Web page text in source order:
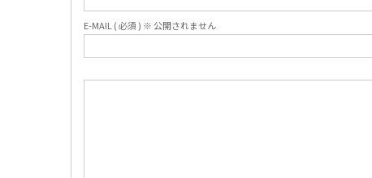
E-MAIL ( 必須 ) ※ 公開されません